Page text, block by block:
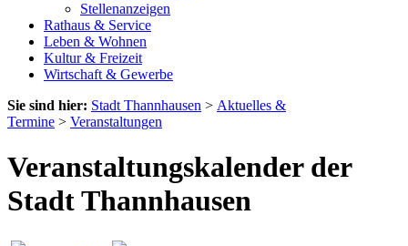
Stellenanzeigen
Rathaus & Service
Leben & Wohnen
Kultur & Freizeit
Wirtschaft & Gewerbe
Sie sind hier: Stadt Thannhausen > Aktuelles &
Termine > Veranstaltungen
Veranstaltungskalender der
Stadt Thannhausen